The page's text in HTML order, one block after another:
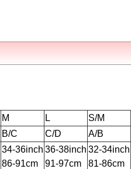
M L S/M
B/C C/D A/B
34-36inch
86-91cm
36-38inch
91-97cm
32-34inch
81-86cm